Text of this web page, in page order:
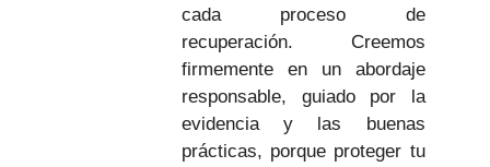
cada proceso de
recuperación. Creemos
firmemente en un abordaje
responsable, guiado por la
evidencia y las buenas
prácticas, porque proteger tu